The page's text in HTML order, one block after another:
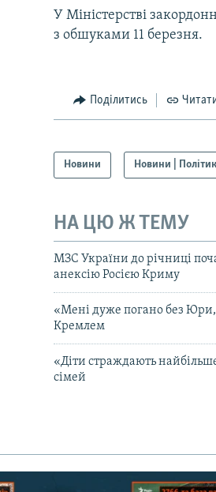
У Міністерстві
з обшуками 11 березня.
Поділитись
Новини Новини |
НА ЦЮ Ж ТЕМУ
МЗС України до річниці
анексію Росією Криму
«Мені дуже погано без Юри,
Кремлем
«Діти страждають
сімей